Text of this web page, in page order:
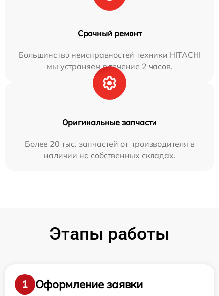
Срочный ремонт
Большинство неисправностей техники HITACHI
мы устраняем в течение 2 часов.
Оригинальные запчасти
Более 20 тыс. запчастей от производителя в
наличии на собственных складах.
Этапы работы
1
Оформление заявки